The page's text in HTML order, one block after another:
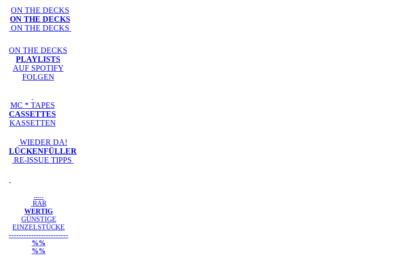
ON THE DECKS
ON THE DECKS
ON THE DECKS
ON THE DECKS
PLAYLISTS
AUF SPOTIFY
FOLGEN
MC * TAPES
CASSETTES
KASSETTEN
WIEDER DA!
LÜCKENFÜLLER
RE-ISSUE TIPPS
-----
RAR
WERTIG
GÜNSTIGE
EINZELSTÜCKE
------------------------
%%
%%